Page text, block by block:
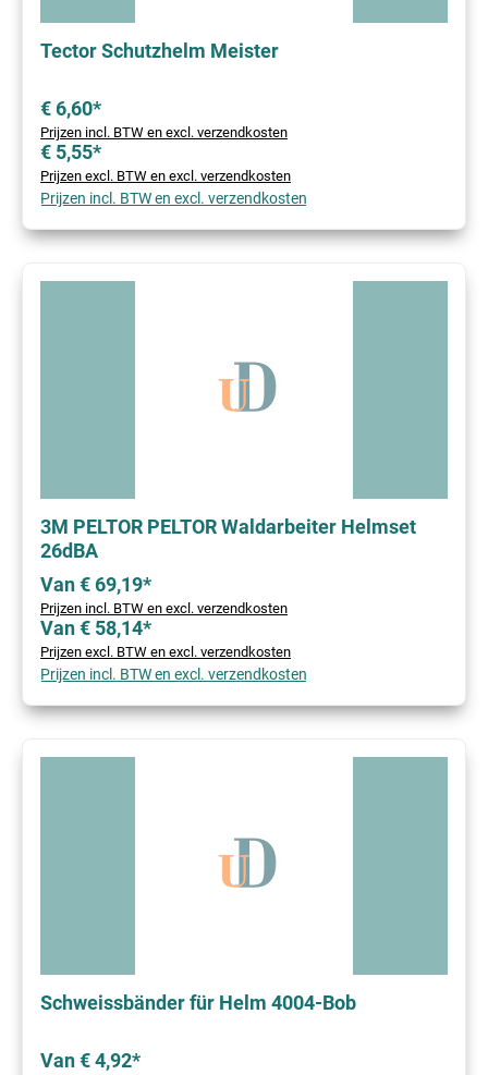
Tector Schutzhelm Meister
€ 6,60*
Prijzen incl. BTW en excl. verzendkosten
€ 5,55*
Prijzen excl. BTW en excl. verzendkosten
Prijzen incl. BTW en excl. verzendkosten
3M PELTOR PELTOR Waldarbeiter Helmset
26dBA
Van € 69,19*
Prijzen incl. BTW en excl. verzendkosten
Van € 58,14*
Prijzen excl. BTW en excl. verzendkosten
Prijzen incl. BTW en excl. verzendkosten
Schweissbänder für Helm 4004-Bob
Van € 4,92*